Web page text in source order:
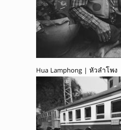
Hua Lamphong | หัวลำโพง